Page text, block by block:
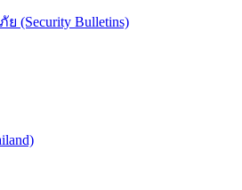
(Security Bulletins)